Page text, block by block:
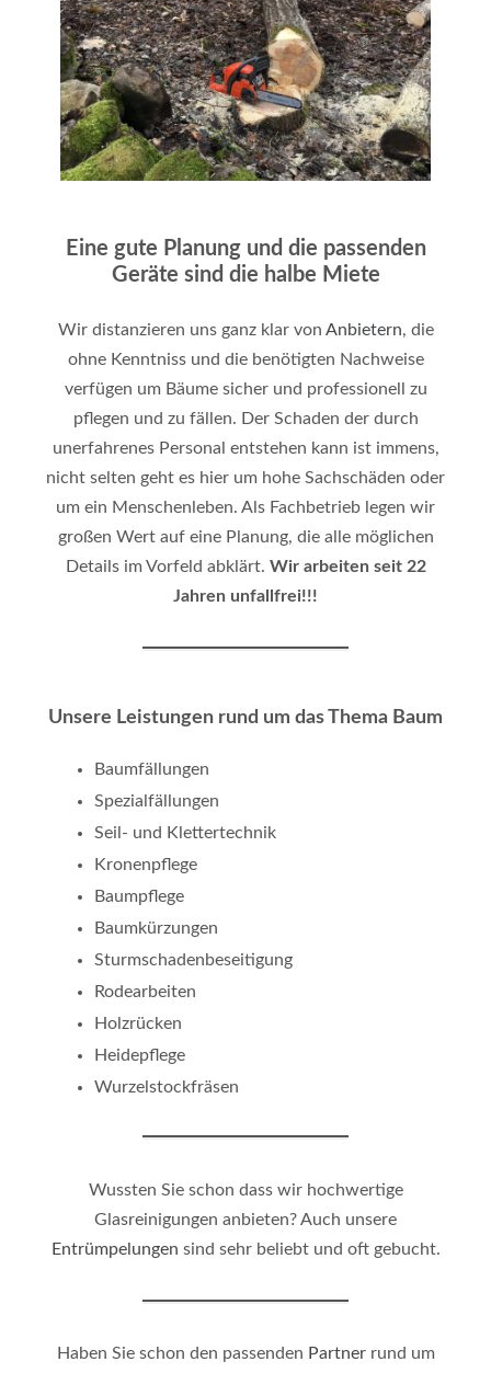
Eine gute Planung und die passenden
Geräte sind die halbe Miete
Wir distanzieren uns ganz klar von Anbietern, die
ohne Kenntniss und die benötigten Nachweise
verfügen um Bäume sicher und professionell zu
pflegen und zu fällen. Der Schaden der durch
unerfahrenes Personal entstehen kann ist immens,
nicht selten geht es hier um hohe Sachschäden oder
um ein Menschenleben. Als Fachbetrieb legen wir
großen Wert auf eine Planung, die alle möglichen
Details im Vorfeld abklärt. Wir arbeiten seit 22
Jahren unfallfrei!!!
Unsere Leistungen rund um das Thema Baum
Baumfällungen
Spezialfällungen
Seil- und Klettertechnik
Kronenpflege
Baumpflege
Baumkürzungen
Sturmschadenbeseitigung
Rodearbeiten
Holzrücken
Heidepflege
Wurzelstockfräsen
Wussten Sie schon dass wir hochwertige
Glasreinigungen anbieten? Auch unsere
Entrümpelungen sind sehr beliebt und oft gebucht.
Haben Sie schon den passenden Partnerrund um